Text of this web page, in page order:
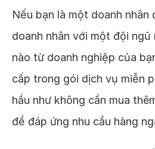
Nếu bạn là một doanh nhân
doanh nhân với một đội ngũ
nào từ doanh nghiệp của
cấp trong gói dịch vụ miễn
hầu như không cần mua
để đáp ứng nhu cầu hàng